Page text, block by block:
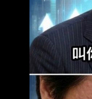
勢極為糟糕
預期，引發
升息壓力減
嘉偉警告，
底）」回測
破底。 陳嘉